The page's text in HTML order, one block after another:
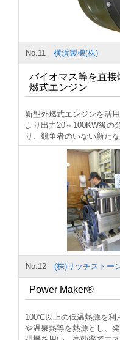
No.11横浜製機(株)
バイオマス等を直
燃式エンジン
新型外燃式エンジンを活
より出力20～100KW級の
り、競争者のいない新た
No.12(株)リッチストー
Power Maker®
100℃以上の低温熱源を利
や温泉熱等を熱源とし、